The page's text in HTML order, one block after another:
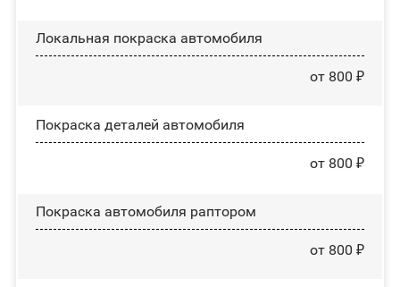
Локальная покраска автомобиля
от 800 ₽
Покраска деталей автомобиля
от 800 ₽
Покраска автомобиля раптором
от 800 ₽